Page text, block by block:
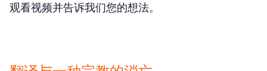
观看视频并告诉我们您的想法。